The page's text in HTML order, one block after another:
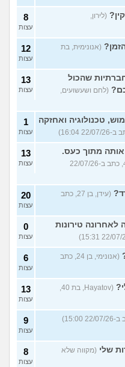
(לירון,
8
עצות
(אנונימית, בת
12
עצות
שהכול
(לחם ושעשועים,
13
עצות
טכנולוגיה ואחזקה
1
עצות
מתוך כעס.
(אלכס, שם בדוי, בן 40, כתב ב-22/07/26
13
עצות
(עידן, בן 27, כתב
20
עצות
לאחרונה טירונות
0
עצות
(אנונימי, בן 24, כתב
6
עצות
(Hayatov, בת 40,
13
עצות
9
עצות
שלי (מקווה שלא
8
עצות